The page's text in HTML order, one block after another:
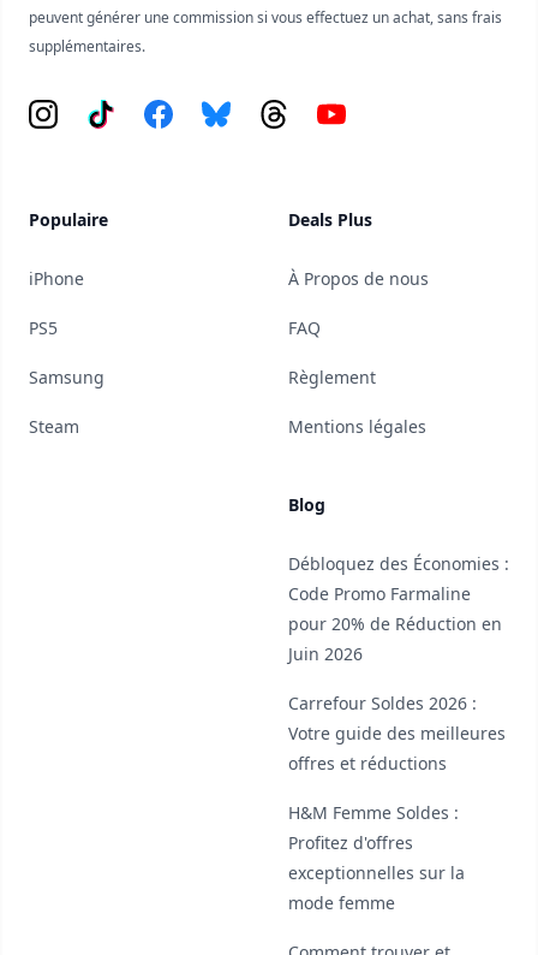
peuvent générer une commission si vous effectuez un achat, sans frais
supplémentaires.
Instagram
Tiktok FacebookBlueskyThreadsYouTube
Populaire
iPhone
PS5
Samsung
Steam
Deals Plus
À Propos de nous
FAQ
Règlement
Mentions légales
Blog
Débloquez des Économies :
Code Promo Farmaline
pour 20% de Réduction en
Juin 2026
Carrefour Soldes 2026 :
Votre guide des meilleures
offres et réductions
H&M Femme Soldes :
Profitez d'offres
exceptionnelles sur la
mode femme